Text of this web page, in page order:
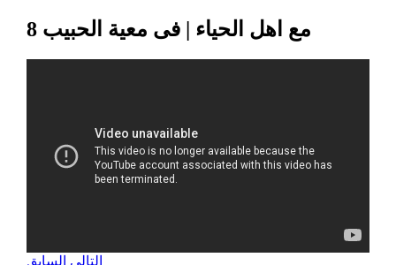
مع اهل الحياء | فى معية الحبيب 8
التالي السابق